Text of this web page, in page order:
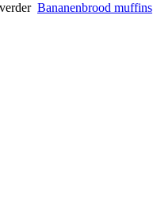
Bananenbrood muffins